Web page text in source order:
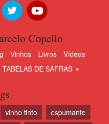
Copello
Vinhos Livros
Vídeos
TABELAS DE SAFRAS
vinho tinto
espumante